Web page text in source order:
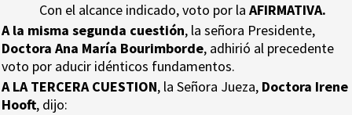
Con el alcance indicado, voto por la AFIRMATIVA.
A la misma segunda cuestión, la señora Presidente,
Doctora Ana María Bourimborde, adhirió al precedente
voto por aducir idénticos fundamentos.
A LA TERCERA CUESTION, la Señora Jueza, Doctora Irene
Hooft, dijo: